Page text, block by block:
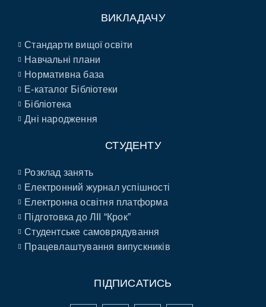
ВИКЛАДАЧУ
Стандарти вищої освіти
Навчальні плани
Нормативна база
E-каталог Бібліотеки
Бібліотека
Дні народження
СТУДЕНТУ
Розклад занять
Електронний журнал успішності
Електронна освітня платформа
Підготовка до ЛІІ “Крок”
Студентське самоврядування
Працевлаштування випускників
ПІДПИСАТИСЬ